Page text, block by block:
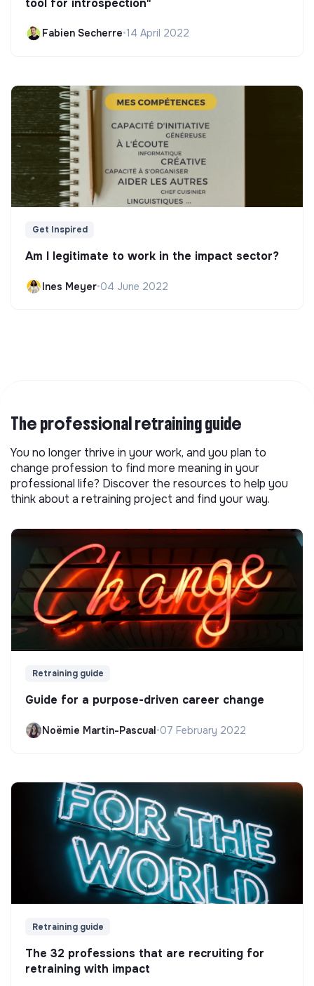
Fabien Secherre•14 April 2022
Get Inspired
Am I legitimate to work in the impact sector?
Ines Meyer•04 June 2022
The professional retraining guide
You no longer thrive in your work, and you plan to
change profession to find more meaning in your
professional life? Discover the resources to help you
think about a retraining project and find your way.
Retraining guide
Guide for a purpose-driven career change
Noëmie Martin-Pascual•07 February 2022
Retraining guide
The 32 professions that are recruiting for
retraining with impact